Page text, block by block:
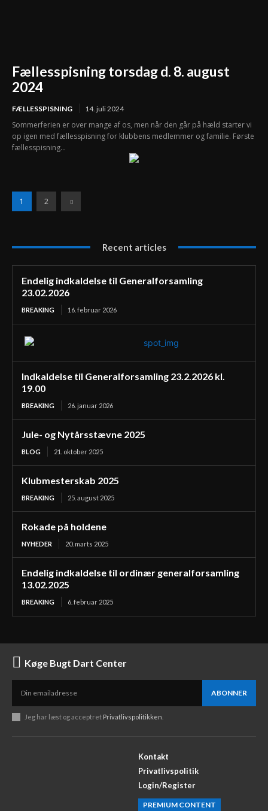
Fællesspisning torsdag d. 8. august
2024
FÆLLESSPISNING 14. juli 2024
Sommerferien er over mange af os, men når den går på hæld starter vi
op igen med fællesspisning for klubbens medlemmer og familie. Første
fællesspisning...
1 2
Recent articles
Endelig indkaldelse til Generalforsamling
23.02.2026
BREAKING 16. februar 2026
Indkaldelse til Generalforsamling 23.2.2026 kl.
19.00
BREAKING 26. januar 2026
Jule- og Nytårsstævne 2025
BLOG 21. oktober 2025
Klubmesterskab 2025
BREAKING 25. august 2025
Rokade på holdene
NYHEDER 20. marts 2025
Endelig indkaldelse til ordinær generalforsamling
13.02.2025
BREAKING 6. februar 2025
Køge Bugt Dart Center
ABONNER
Jeg har læst og acceptret Privatlivspolitikken
Kontakt
Privatlivspolitik
Login/Register
PREMIUM CONTENT